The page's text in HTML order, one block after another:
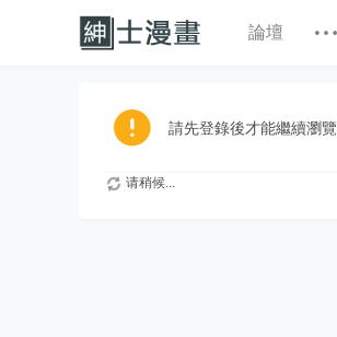
論壇
請先登錄後才能繼續瀏覽
请稍候...